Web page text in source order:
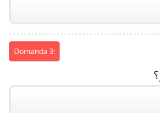
Domanda 3: